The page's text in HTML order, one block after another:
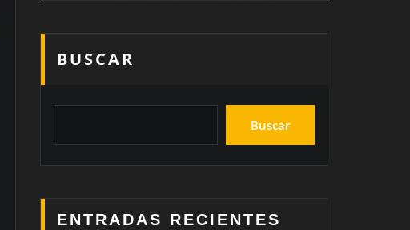
BUSCAR
Buscar
ENTRADAS RECIENTES